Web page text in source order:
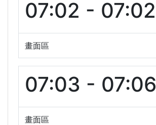
07:02 - 07:02
畫面區
07:03 - 07:06
畫面區